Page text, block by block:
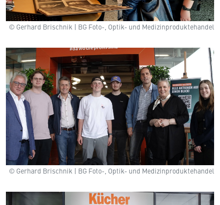
© Gerhard Brischnik | BG Foto-, Optik- und Medizinproduktehandel
© Gerhard Brischnik | BG Foto-, Optik- und Medizinproduktehandel